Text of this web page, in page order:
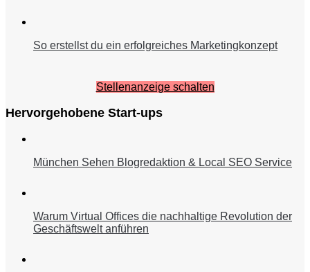
So erstellst du ein erfolgreiches Marketingkonzept
Stellenanzeige schalten
Hervorgehobene Start-ups
München Sehen Blogredaktion & Local SEO Service
Warum Virtual Offices die nachhaltige Revolution der
Geschäftswelt anführen